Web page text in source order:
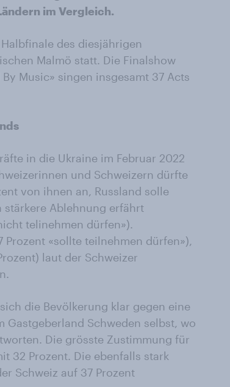
im Vergleich.
des diesjährigen
Malmö statt. Die Finalshow
Music» singen insgesamt 37 Acts
in die Ukraine im Februar 2022
und Schweizern dürfte
von ihnen an, Russland solle
Ablehnung erfährt
telinehmen dürfen»).
Prozent «sollte teilnehmen dürfen»),
laut der Schweizer
die Bevölkerung klar gegen eine
Gastgeberland Schweden selbst, wo
Die grösste Zustimmung für
32 Prozent. Die ebenfalls stark
Schweiz auf 37 Prozent